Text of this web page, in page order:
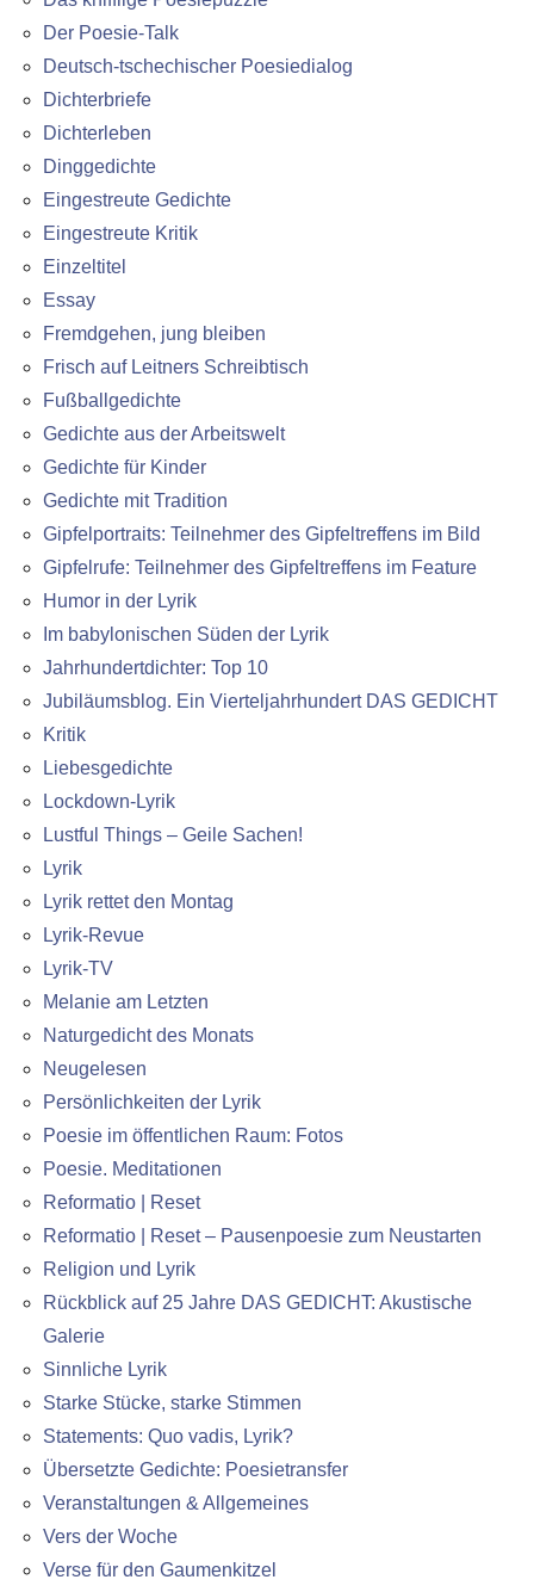
Der Poesie-Talk
Deutsch-tschechischer Poesiedialog
Dichterbriefe
Dichterleben
Dinggedichte
Eingestreute Gedichte
Eingestreute Kritik
Einzeltitel
Essay
Fremdgehen, jung bleiben
Frisch auf Leitners Schreibtisch
Fußballgedichte
Gedichte aus der Arbeitswelt
Gedichte für Kinder
Gedichte mit Tradition
Gipfelportraits: Teilnehmer des Gipfeltreffens im Bild
Gipfelrufe: Teilnehmer des Gipfeltreffens im Feature
Humor in der Lyrik
Im babylonischen Süden der Lyrik
Jahrhundertdichter: Top 10
Jubiläumsblog. Ein Vierteljahrhundert DAS GEDICHT
Kritik
Liebesgedichte
Lockdown-Lyrik
Lustful Things – Geile Sachen!
Lyrik
Lyrik rettet den Montag
Lyrik-Revue
Lyrik-TV
Melanie am Letzten
Naturgedicht des Monats
Neugelesen
Persönlichkeiten der Lyrik
Poesie im öffentlichen Raum: Fotos
Poesie. Meditationen
Reformatio | Reset
Reformatio | Reset – Pausenpoesie zum Neustarten
Religion und Lyrik
Rückblick auf 25 Jahre DAS GEDICHT: Akustische
Galerie
Sinnliche Lyrik
Starke Stücke, starke Stimmen
Statements: Quo vadis, Lyrik?
Übersetzte Gedichte: Poesietransfer
Veranstaltungen & Allgemeines
Vers der Woche
Verse für den Gaumenkitzel